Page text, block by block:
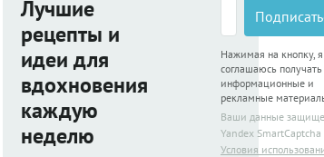
Лучшие
рецепты и
идеи для
вдохновения
каждую
неделю
Нажимая на кнопку, я
соглашаюсь получать
информационные и
рекламные
Ваши данные
Yandex SmartCaptcha
Условия